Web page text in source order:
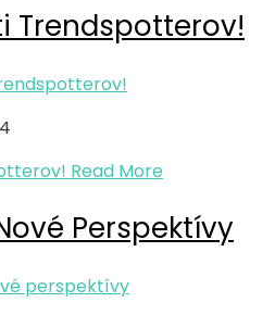
Trendspotterov!
Read More
Perspektívy